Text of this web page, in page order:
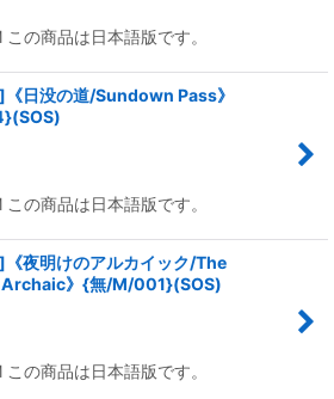
の商品は日本語版です。
日没の道/Sundown Pass》
の商品は日本語版です。
夜明けのアルカイック/The
》{無/M/001}(SOS)
の商品は日本語版です。